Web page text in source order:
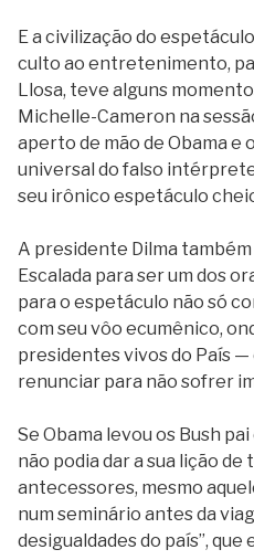
E a civilização do
culto ao entretenimento,
Llosa, teve alguns
Michelle-Cameron na
aperto de mão de Obama e
universal do falso
seu irônico espetáculo
A presidente Dilma
Escalada para ser um dos
para o espetáculo não só
com seu vôo ecumênico,
presidentes vivos do País —
renunciar para não sofrer
Se Obama levou os Bush
não podia dar a sua lição
antecessores, mesmo
num seminário antes da
desigualdades do país”,